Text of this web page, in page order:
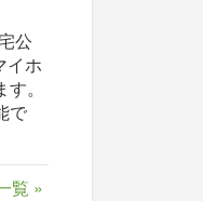
公
イホ
。
で
覧 »